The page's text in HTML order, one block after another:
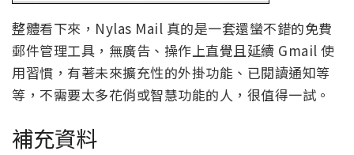
整體看下來，Nylas Mail 真的是一套還蠻不錯的免費
郵件管理工具，無廣告、操作上直覺且延續 Gmail 使
用習慣，有著未來擴充性的外掛功能、已閱讀通知等
等，不需要太多花俏或智慧功能的人，很值得一試。
補充資料